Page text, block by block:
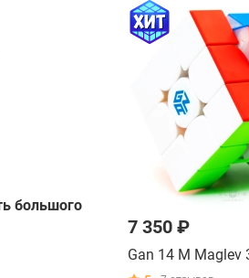
большого
7 350 ₽
Gan 14 M Maglev